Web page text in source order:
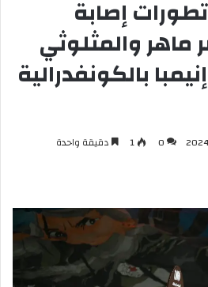
إصابة
ماهر والمثلوثي
بالكونفدرالية
0
1 دقيقة واحدة